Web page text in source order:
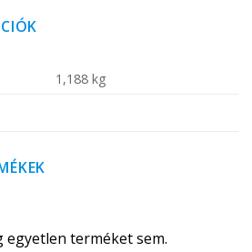
1,188 kg
egyetlen terméket sem.